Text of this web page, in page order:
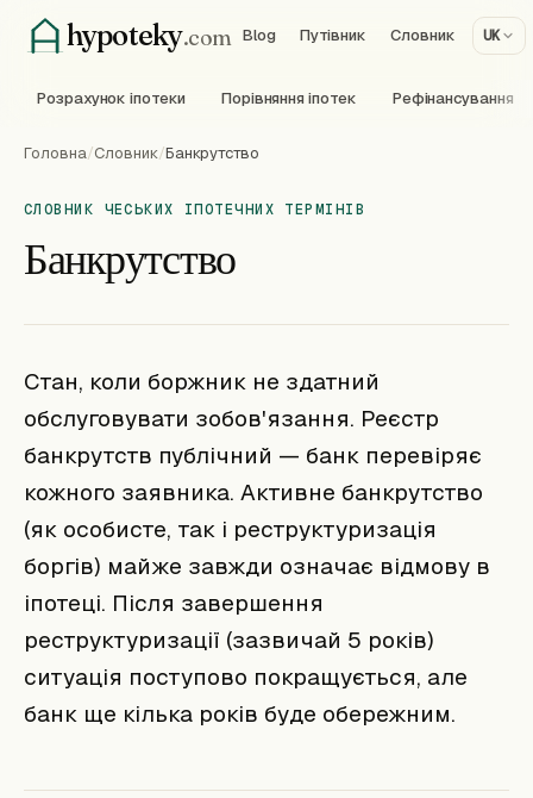
hypoteky.com Blog Путівник Словник UK
Розрахунок іпотеки Порівняння іпотек Рефінансування
Головна/Словник/Банкрутство
СЛОВНИК ЧЕСЬКИХ ІПОТЕЧНИХ ТЕРМІНІВ
Банкрутство
Стан, коли боржник не здатний
обслуговувати зобов'язання. Реєстр
банкрутств публічний — банк перевіряє
кожного заявника. Активне банкрутство
(як особисте, так і реструктуризація
боргів) майже завжди означає відмову в
іпотеці. Після завершення
реструктуризації (зазвичай 5 років)
ситуація поступово покращується, але
банк ще кілька років буде обережним.